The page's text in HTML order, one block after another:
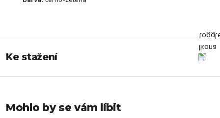
Ke stažení
Mohlo by se vám líbit